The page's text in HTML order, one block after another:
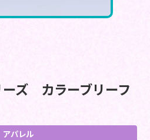
ーズ カラーブリーフ
アパレル